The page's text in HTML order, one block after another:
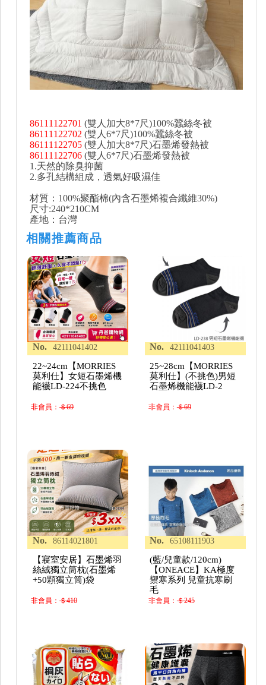
86111122701 (雙人加大8*7尺)100%蠶絲冬被
86111122702 (雙人6*7尺)100%蠶絲冬被
86111122705 (雙人加大8*7尺)石墨烯發熱被
86111122706 (雙人6*7尺)石墨烯發熱被
1.天然的除臭抑菌
2.多孔結構組成，透氣好吸濕佳
材質：100%聚酯棉(內含石墨烯複合纖維30%)
尺寸:240*210CM
產地：台灣
相關推薦商品
No. 42111041402
22~24cm【MORRIES
莫利仕】女短石墨烯機
能襪LD-224不挑色
非會員：＄69
No. 42111041403
25~28cm【MORRIES
莫利仕】(不挑色)男短
石墨烯機能襪LD-2
非會員：＄69
No. 86114021801
【寢室安居】石墨烯羽
絲絨獨立筒枕(石墨烯
+50顆獨立筒)袋
非會員：＄410
No. 65108111903
(藍/兒童款/120cm)
【ONEACE】KA極度
禦寒系列 兒童抗寒刷
毛
非會員：＄245